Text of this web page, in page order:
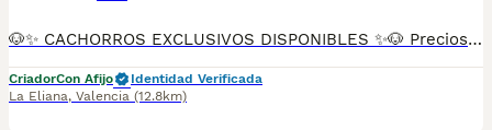
🐶✨ CACHORROS EXCLUSIVOS DISPONIBLES ✨🐶 Preciosos cachorros criados en ambiente familiar, rodeados de amor y cuidados desde el primer día ❤️ Totalmente socializados, cariñosos y acostumbrados al contacto con personas. 📦 Se entregan con todas las garantías: ✔️ Cartilla sanitaria ✔️ Vacunación al día 💉 ✔️ Desparasitación completa ✅ ✔️ Garantía vírica 😷 ✔️ Garantía congénita 👌 ✔️ Contrato de entrega ✍️ 📸 Síguenos en Instagram: @fincapaunais para ver fotos y vídeos reales ⚠️ Disponibilidad limitada ⚠️ Se reservan rápido. 📲 Contacto directo por WhatsApp: 671 454 202 Solo personas responsables
CriadorCon Afijo
Identidad Verificada
La Eliana, Valencia (12.8km)